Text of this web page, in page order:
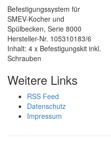
Befestigungssystem für
SMEV-Kocher und
Spülbecken, Serie 8000
Hersteller-Nr. 105310183/6
Inhalt: 4 x Befestigungskit inkl.
Schrauben
Weitere Links
RSS Feed
Datenschutz
Impressum